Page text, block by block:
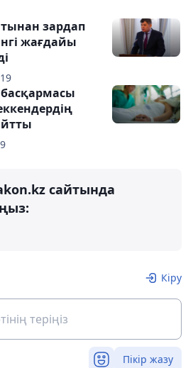
зардап
жағдайы
сайтында
Кіру
Пікір жазу